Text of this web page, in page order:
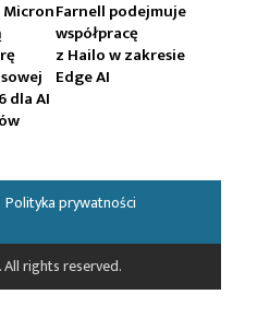
dla AI
Farnell podejmuje
współpracę
z Hailo w zakresie
Edge AI
Polityka prywatności
rights reserved.